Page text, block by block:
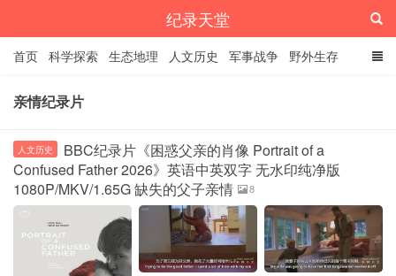
纪录天堂
首页 科学探索 生态地理 人文历史 军事战争 野外生存
经典纪录 4K纪录片
亲情纪录片
人文历史
BBC纪录片《困惑父亲的肖像 Portrait of a
Confused Father 2026》英语中英双字 无水印纯净版
1080P/MKV/1.65G 缺失的父子亲情
8